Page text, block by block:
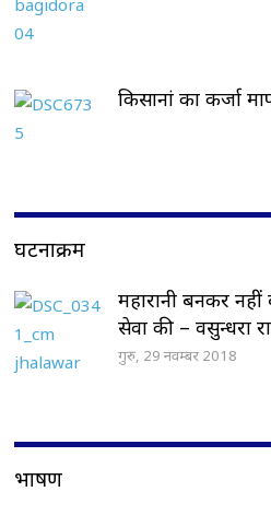
किसानां का कर्जा
घटनाक्रम
महारानी बनकर
सेवा की – वसुन्धरा
गुरु, 29 नवम्बर 2018
भाषण